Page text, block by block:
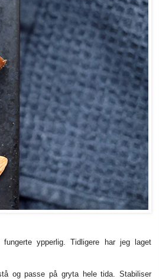
ypperlig. Tidligere har jeg laget
og passe på gryta hele tida. Stabiliser